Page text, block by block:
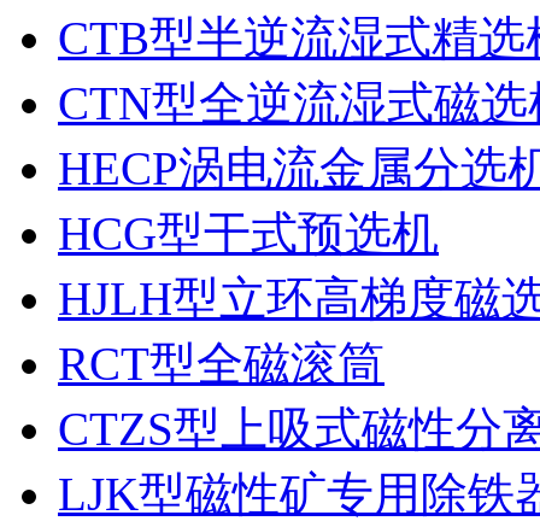
CTB型半逆流湿式精选
CTN型全逆流湿式磁选
HECP涡电流金属分选
HCG型干式预选机
HJLH型立环高梯度磁
RCT型全磁滚筒
CTZS型上吸式磁性分
LJK型磁性矿专用除铁